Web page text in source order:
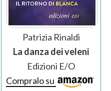
Patrizia Rinaldi
La danza dei veleni
Edizioni E/O
Compralo su